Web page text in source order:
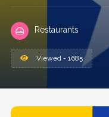
Restaurants
Viewed - 1685